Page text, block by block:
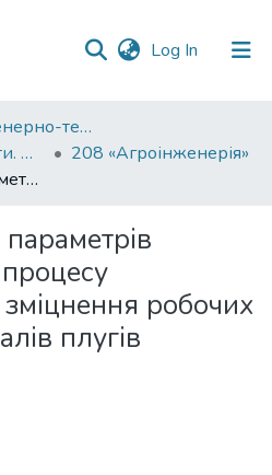
Log In (current)
Факультет інженерно-технологічний
Кваліфікаційні роботи. Факультет інженерно-технологічний
208 «Агроінженерія»
Обґрунтування параметрів технологічного процесу відновлення та зміцнення робочих поверхонь відвалів плугів
робочих
плугів